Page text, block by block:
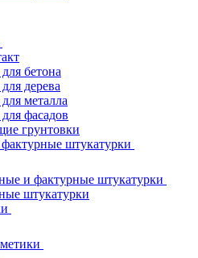
бетона
дерева
металла
фасадов
грунтовки
штукатурки
и фактурные штукатурки
штукатурки